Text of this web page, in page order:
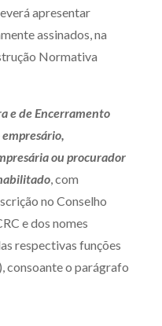
apresentar
assinados, na
Normativa
e de Encerramento
empresário,
ou procurador
, com
no Conselho
e dos nomes
respectivas funções
consoante o parágrafo